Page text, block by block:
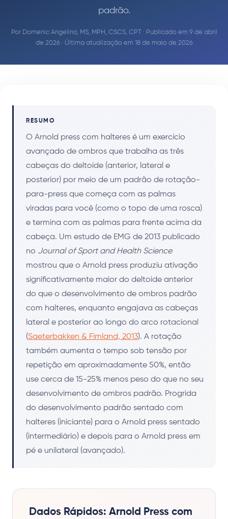
padrão.
Por Domenic Angelino, MS, MPH, CSCS, CPT· Publicado em 9 de abril
de 2026 · Última atualização em 18 de maio de 2026
RESUMO
O Arnold press com halteres é um exercício
avançado de ombros que trabalha as três
cabeças do deltoide (anterior, lateral e
posterior) por meio de um padrão de rotação-
para-press que começa com as palmas
viradas para você (como o topo de uma rosca)
e termina com as palmas para frente acima da
cabeça. Um estudo de EMG de 2013 publicado
no Journal of Sport and Health Science
mostrou que o Arnold press produziu ativação
significativamente maior do deltoide anterior
do que o desenvolvimento de ombros padrão
com halteres, enquanto engajava as cabeças
lateral e posterior ao longo do arco rotacional
(Saeterbakken & Fimland, 2013). A rotação
também aumenta o tempo sob tensão por
repetição em aproximadamente 50%, então
use cerca de 15-25% menos peso do que no seu
desenvolvimento de ombros padrão. Progrida
do desenvolvimento padrão sentado com
halteres (iniciante) para o Arnold press sentado
(intermediário) e depois para o Arnold press em
pé e unilateral (avançado).
Dados Rápidos: Arnold Press com